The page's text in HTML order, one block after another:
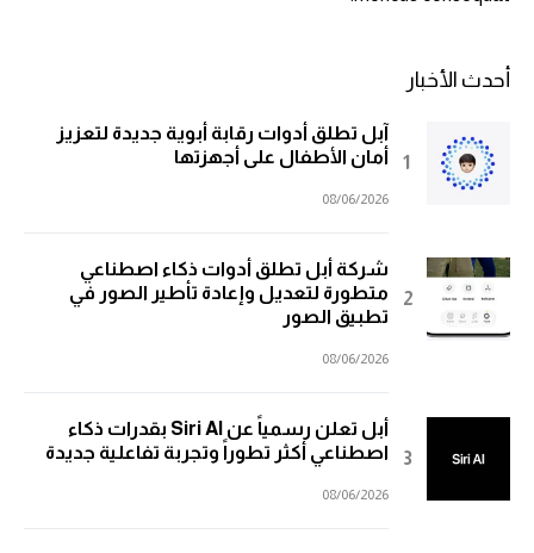
أحدث الأخبار
آبل تطلق أدوات رقابة أبوية جديدة لتعزيز
أمان الأطفال على أجهزتها
08/06/2026
شركة أبل تطلق أدوات ذكاء اصطناعي
متطورة لتعديل وإعادة تأطير الصور في
تطبيق الصور
08/06/2026
أبل تعلن رسمياً عن Siri AI بقدرات ذكاء
اصطناعي أكثر تطوراً وتجربة تفاعلية جديدة
08/06/2026